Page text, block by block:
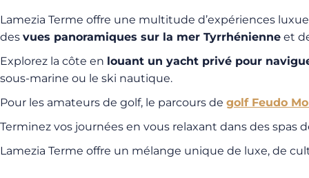
Lamezia Terme offre une multitude d’expériences
des vues panoramiques sur la mer Tyrrhénienne et
Explorez la côte en louant un yacht privé pour
sous-marine ou le ski nautique.
Pour les amateurs de golf, le parcours de golf Feudo
Terminez vos journées en vous relaxant dans des
Lamezia Terme offre un mélange unique de luxe, de